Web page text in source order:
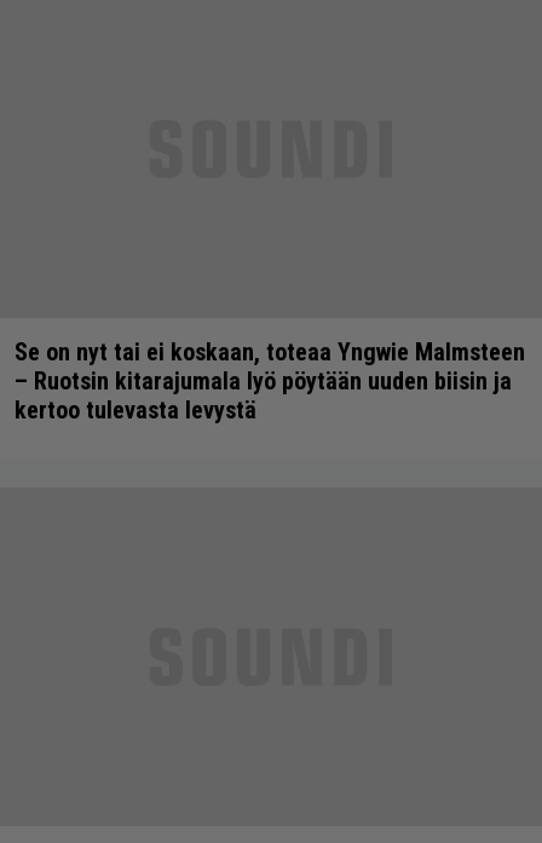
Se on nyt tai ei koskaan, toteaa Yngwie Malmsteen
– Ruotsin kitarajumala lyö pöytään uuden biisin ja
kertoo tulevasta levystä